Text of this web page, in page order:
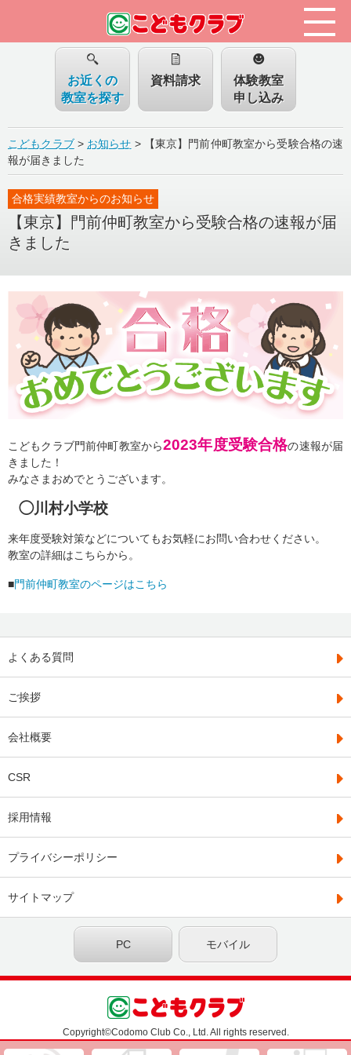
お近くの
教室を探す
資料請求
体験教室
申し込み
こどもクラブ> お知らせ >
【東京】門前仲町教室から受験合格の速
報が届きました
【東京】門前仲町教室から受験合格の速報が届
きました
合格実績教室からのお知らせ
こどもクラブ門前仲町教室から2023年度受験合格の速報が届
きました！
みなさまおめでとうございます。
◯川村小学校
来年度受験対策などについてもお気軽にお問い合わせください。
教室の詳細はこちらから。
■門前仲町教室のページはこちら
よくある質問
ご挨拶
会社概要
CSR
採用情報
プライバシーポリシー
サイトマップ
Copyright©Codomo Club Co., Ltd. All rights reserved.
モバイル
PC